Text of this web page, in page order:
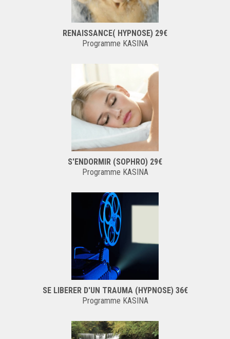
RENAISSANCE( HYPNOSE) 29€
Programme KASINA
S'ENDORMIR (SOPHRO) 29€
Programme KASINA
SE LIBERER D'UN TRAUMA (HYPNOSE) 36€
Programme KASINA